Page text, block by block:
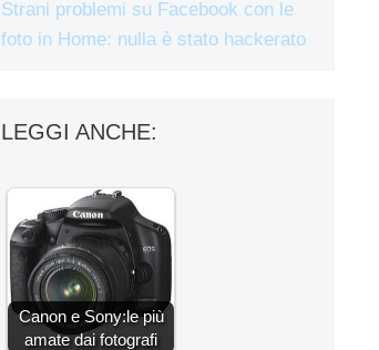
Strani problemi su Facebook con le
foto in Home: nulla è stato hackerato
LEGGI ANCHE:
Canon e Sony:le più
amate dai fotografi